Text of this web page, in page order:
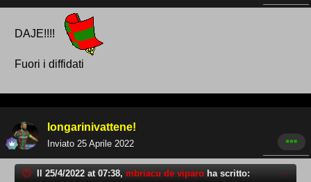
DAJE!!!!
Fuori i diffidati
longarinivattene!
Inviato 25 Aprile 2022
Il 25/4/2022 at 07:38, mbriacu de viparo ha scritto: